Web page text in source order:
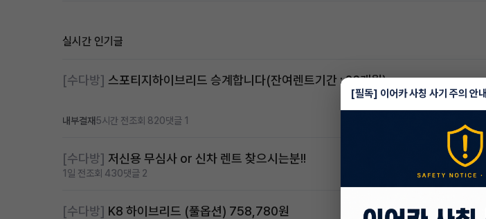
실시간 인기글
[수다방] 스포티지하이브리드 승계합니다(잔여렌트기간 : 26개월)
내부결재5시간 전조회 820댓글 1
[수다방] 저신용 무심사 or 신차 렌트 찾으시는분!!
1일 전조회 430댓글 2
[수다방] K8 하이브리드 (풀옵션) 758,780원
[필독] 이어카 사칭 사기 주의 안내